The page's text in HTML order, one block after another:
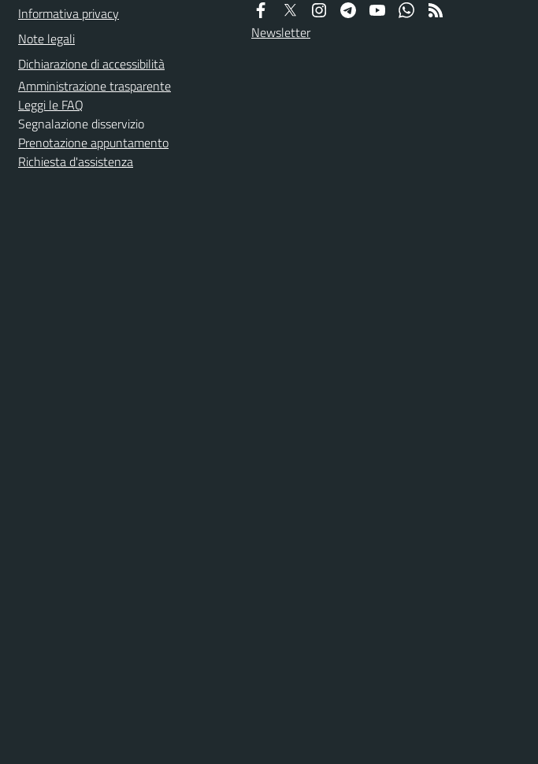
Informativa privacy
Note legali
Dichiarazione di accessibilità
Amministrazione trasparente
Leggi le FAQ
Segnalazione disservizio
Prenotazione appuntamento
Richiesta d'assistenza
Newsletter